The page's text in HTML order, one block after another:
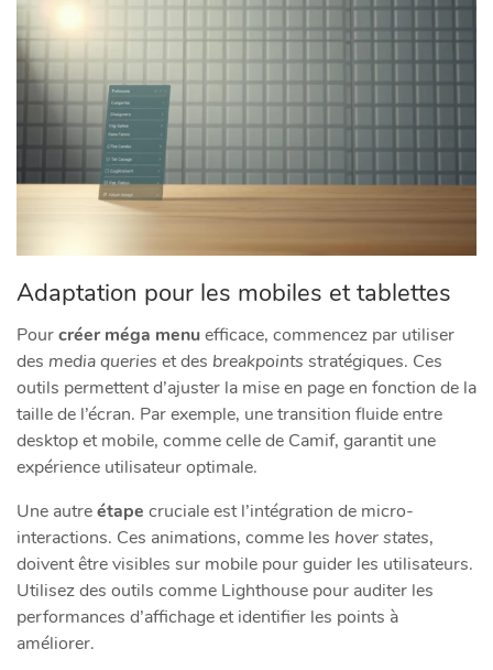
Adaptation pour les mobiles et tablettes
Pourcréer méga menuefficace, commencez par utiliser
des media queries et des breakpoints stratégiques. Ces
outils permettent d’ajuster la mise en page en fonction de la
taille de l’écran. Par exemple, une transition fluide entre
desktop et mobile, comme celle de Camif, garantit une
expérience utilisateur optimale.
Une autreétape cruciale est l’intégration de micro-
interactions. Ces animations, comme les hover states,
doivent être visibles sur mobile pour guider les utilisateurs.
Utilisez des outils comme Lighthouse pour auditer les
performances d’affichage et identifier les points à
améliorer.